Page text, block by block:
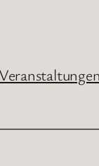
Veranstaltungen